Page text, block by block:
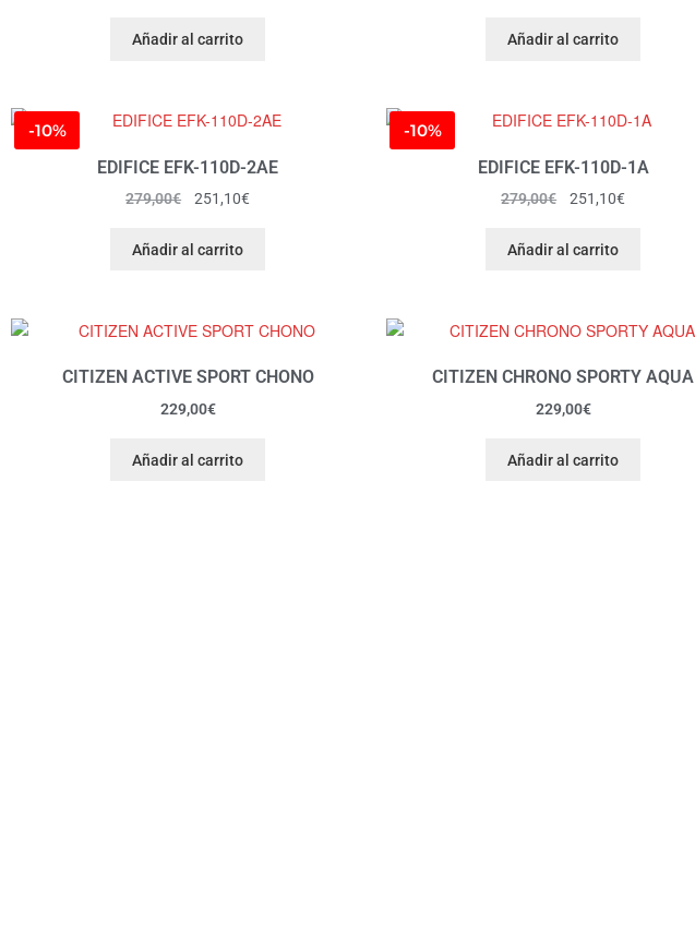
Añadir al carrito Añadir al carrito
-10%
EDIFICE EFK-110D-2AE
279,00€ 251,10€
Añadir al carrito
-10%
EDIFICE EFK-110D-1A
279,00€ 251,10€
Añadir al carrito
CITIZEN ACTIVE SPORT CHONO
229,00€
Añadir al carrito
CITIZEN CHRONO SPORTY AQUA
229,00€
Añadir al carrito